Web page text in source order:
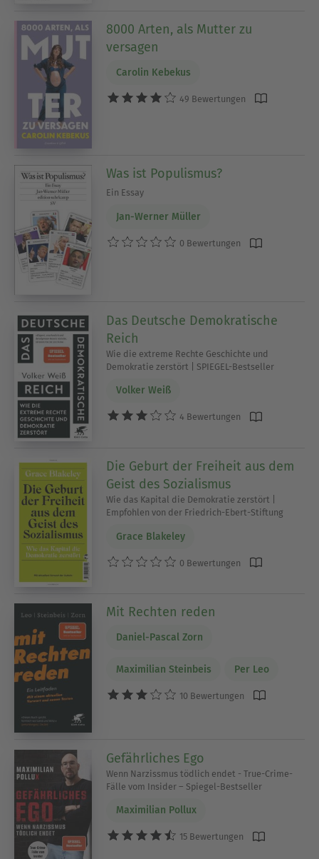
8000 Arten, als Mutter zu
versagen
Carolin Kebekus
49 Bewertungen
Was ist Populismus?
Ein Essay
Jan-Werner Müller
0 Bewertungen
Das Deutsche Demokratische
Reich
Wie die extreme Rechte Geschichte und
Demokratie zerstört | SPIEGEL-Bestseller
Volker Weiß
4 Bewertungen
Die Geburt der Freiheit aus dem
Geist des Sozialismus
Wie das Kapital die Demokratie zerstört |
Empfohlen von der Friedrich-Ebert-Stiftung
Grace Blakeley
0 Bewertungen
Mit Rechten reden
Daniel-Pascal Zorn
Maximilian Steinbeis Per Leo
10 Bewertungen
Gefährliches Ego
Wenn Narzissmus tödlich endet - True-Crime-
Fälle vom Insider – Spiegel-Bestseller
Maximilian Pollux
15 Bewertungen